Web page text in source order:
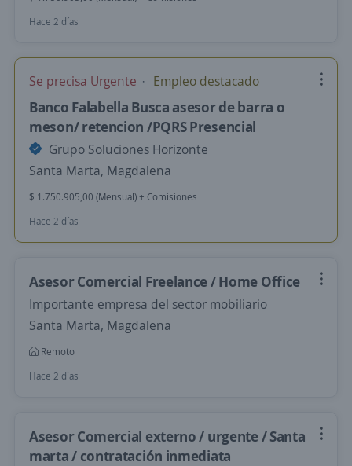
Hace 2 días
Se precisa Urgente Empleo destacado
Banco Falabella Busca asesor de barra o
meson/ retencion /PQRS Presencial
Grupo Soluciones Horizonte
Santa Marta, Magdalena
$ 1.750.905,00 (Mensual) + Comisiones
Hace 2 días
Asesor Comercial Freelance / Home Office
Importante empresa del sector mobiliario
Santa Marta, Magdalena
Remoto
Hace 2 días
Asesor Comercial externo / urgente / Santa
marta / contratación inmediata